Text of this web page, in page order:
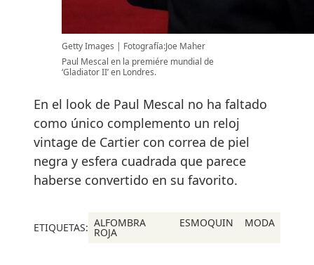
Getty Images
Fotografía:Joe Maher
Paul Mescal en la premiére mundial de
‘Gladiator II’ en Londres.
En el look de Paul Mescal no ha faltado
como único complemento un reloj
vintage de Cartier con correa de piel
negra y esfera cuadrada que parece
haberse convertido en su favorito.
ETIQUETAS: ALFOMBRA
ROJA
ESMOQUIN MODA